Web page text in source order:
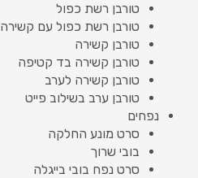
טורבן רשת כפול
טורבן רשת כפול עם קשירה
טורבן קשירה
טורבן קשירה בד קטיפה
טורבן קשירה לערב
טורבן ערב בשילוב פייט
נפחים
סרט מונע החלקה
בובי שרוך
סרט נפח בובי בייגלה